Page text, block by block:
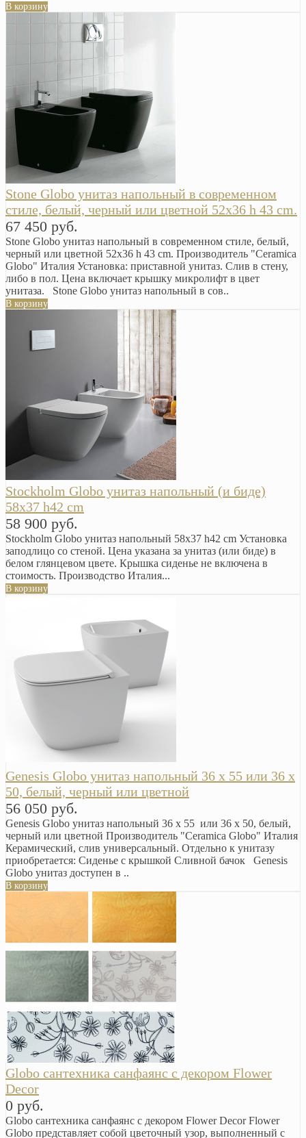
В корзину
Stone Globo унитаз напольный в современном
стиле, белый, черный или цветной 52х36 h 43 cm.
67 450 руб.
Stone Globo унитаз напольный в современном стиле, белый,
черный или цветной 52х36 h 43 cm. Производитель "Ceramica
Globo" Италия Установка: приставной унитаз. Слив в стену,
либо в пол. Цена включает крышку микролифт в цвет
унитаза. Stone Globo унитаз напольный в сов..
В корзину
Stockholm Globo унитаз напольный (и биде)
58х37 h42 cm
58 900 руб.
Stockholm Globo унитаз напольный 58х37 h42 cm Установка
заподлицо со стеной. Цена указана за унитаз (или биде) в
белом глянцевом цвете. Крышка сиденье не включена в
стоимость. Производство Италия...
В корзину
Genesis Globo унитаз напольный 36 x 55 или 36 x
50, белый, черный или цветной
56 050 руб.
Genesis Globo унитаз напольный 36 x 55 или 36 x 50, белый,
черный или цветной Производитель "Ceramica Globo" Италия
Керамический, слив универсальный. Отдельно к унитазу
приобретается: Сиденье с крышкой Сливной бачок Genesis
Globo унитаз доступен в ..
В корзину
Globo сантехника санфаянс с декором Flower
Decor
0 руб.
Globo сантехника санфаянс с декором Flower Decor Flower
Globo представляет собой цветочный узор, выполненный с